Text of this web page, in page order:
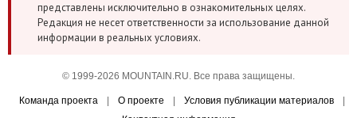
представлены исключительно в ознакомительных целях.
Редакция не несет ответственности за использование данной
информации в реальных условиях.
© 1999-2026 MOUNTAIN.RU. Все права защищены.
Команда проекта О проекте Условия публикации материалов